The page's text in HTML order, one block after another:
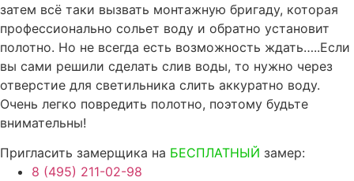
затем всё таки вызвать монтажную бригаду, которая
профессионально сольет воду и обратно установит
полотно. Но не всегда есть возможность ждать…..Если
вы сами решили сделать слив воды, то нужно через
отверстие для светильника слить аккуратно воду.
Очень легко повредить полотно, поэтому будьте
внимательны!
Пригласить замерщика на БЕСПЛАТНЫЙ замер:
8 (495) 211-02-98